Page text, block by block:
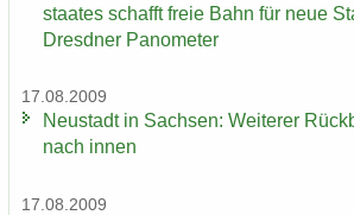
staa­tes schafft freie Bahn für neue
Dresd­ner Pano­me­ter
17.08.2009
Neu­stadt in Sach­sen: Wei­te­rer
nach innen
17.08.2009